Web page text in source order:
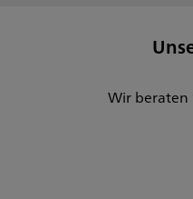
Wir beraten